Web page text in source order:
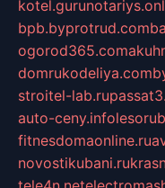
kotel.guru
bpb.byprotrud.com
ogorod365.com
domrukodeliya.com
stroitel-lab.ru
auto-ceny.info
fitnesdomaonline.ru
novostikubani.ru